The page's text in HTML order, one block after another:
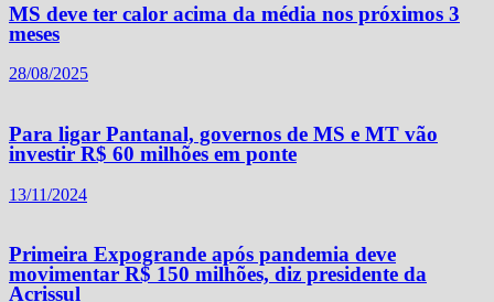
MS deve ter calor acima da média nos próximos 3
meses
28/08/2025
Para ligar Pantanal, governos de MS e MT vão
investir R$ 60 milhões em ponte
13/11/2024
Primeira Expogrande após pandemia deve
movimentar R$ 150 milhões, diz presidente da
Acrissul